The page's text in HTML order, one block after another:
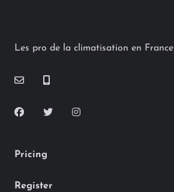
Les pro de la climatisation en France
Pricing
Register